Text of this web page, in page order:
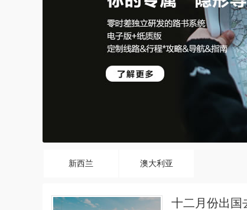
新西兰 澳大利亚
十二月份出国